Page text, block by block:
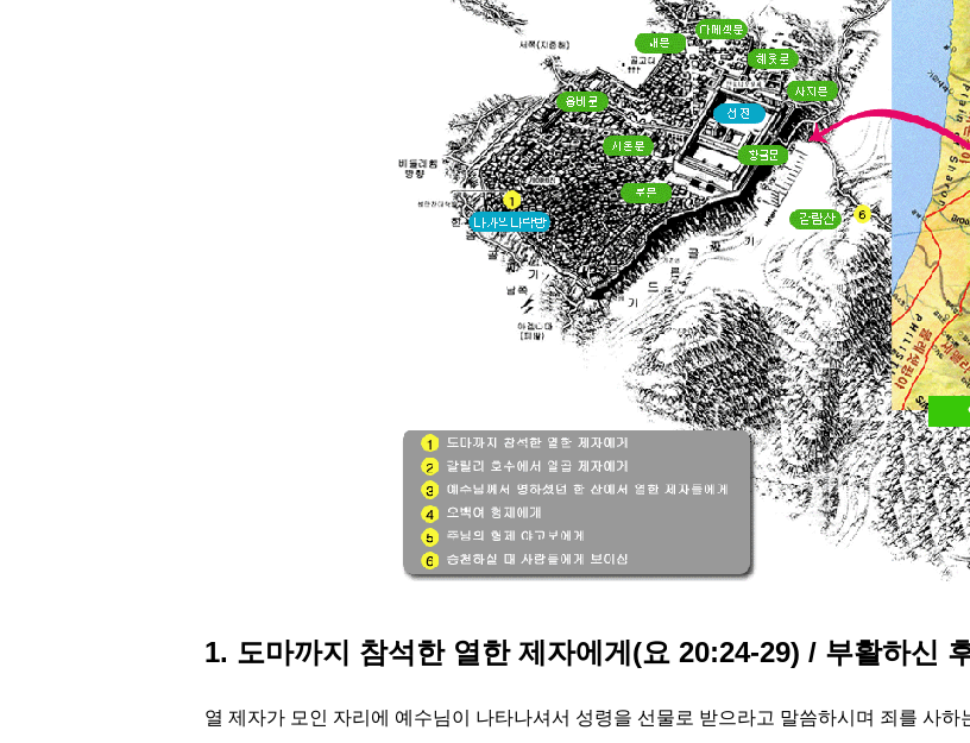
1. 도마까지 참석한 열한 제자에게(요 20:24-29) / 부활하신
열 제자가 모인 자리에 예수님이 나타나셔서 성령을 선물로 받으라고 말씀하시며 죄를 사